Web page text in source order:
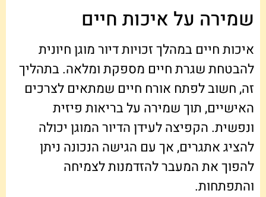
שמירה על איכות חיים
איכות חיים במהלך זכויות דיור מוגן חיונית
להבטחת שגרת חיים מספקת ומלאה. בתהליך
זה, חשוב לפתח אורח חיים שמתאים לצרכים
האישיים, תוך שמירה על בריאות פיזית
ונפשית. הקפיצה לעידן הדיור המוגן יכולה
להציג אתגרים, אך עם הגישה הנכונה ניתן
להפוך את המעבר להזדמנות לצמיחה
והתפתחות.